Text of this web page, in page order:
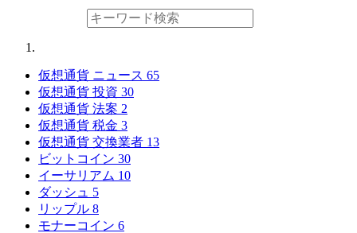
仮想通貨 ニュース 65
仮想通貨 投資 30
仮想通貨 法案 2
仮想通貨 税金 3
仮想通貨 交換業者 13
ビットコイン 30
イーサリアム 10
ダッシュ 5
リップル 8
モナーコイン 6